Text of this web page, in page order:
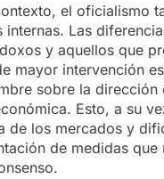
el oficialismo
internas. Las
y aquellos que
mayor intervención
sobre la dirección
Esto, a su
de los mercados y
de medidas que